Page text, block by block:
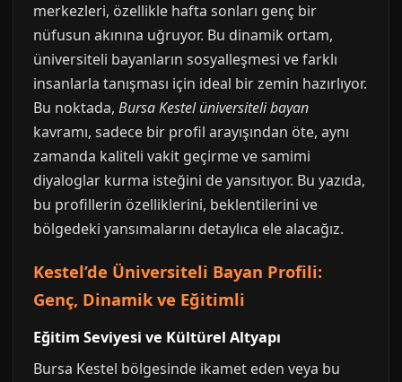
merkezleri, özellikle hafta sonları genç bir
nüfusun akınına uğruyor. Bu dinamik ortam,
üniversiteli bayanların sosyalleşmesi ve farklı
insanlarla tanışması için ideal bir zemin hazırlıyor.
Bu noktada, Bursa Kestel üniversiteli bayan
kavramı, sadece bir profil arayışından öte, aynı
zamanda kaliteli vakit geçirme ve samimi
diyaloglar kurma isteğini de yansıtıyor. Bu yazıda,
bu profillerin özelliklerini, beklentilerini ve
bölgedeki yansımalarını detaylıca ele alacağız.
Kestel’de Üniversiteli Bayan Profili:
Genç, Dinamik ve Eğitimli
Eğitim Seviyesi ve Kültürel Altyapı
Bursa Kestel bölgesinde ikamet eden veya bu